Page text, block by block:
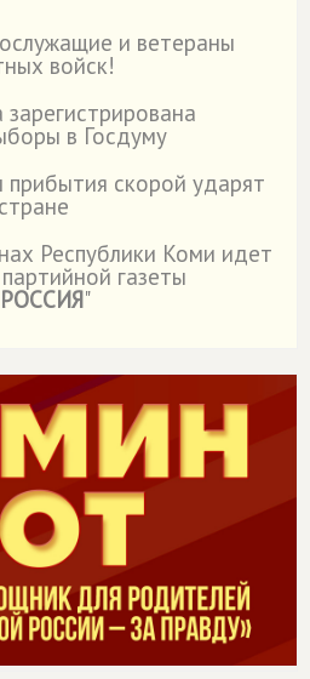
и ветераны
войск!
в Госдуму
скорой ударят
Республики Коми идет
газеты
"